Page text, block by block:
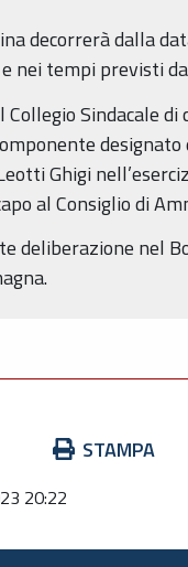
decorrerà dalla
nei tempi previsti
Sindacale
Ghigi
al Consiglio di
deliberazione nel
STAMPA
20:22